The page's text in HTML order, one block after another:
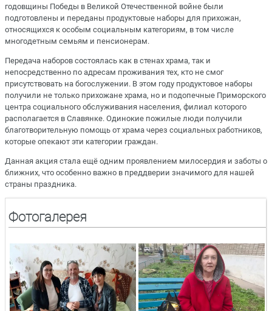
годовщины Победы в Великой Отечественной войне были
подготовлены и переданы продуктовые наборы для прихожан,
относящихся к особым социальным категориям, в том числе
многодетным семьям и пенсионерам.
Передача наборов состоялась как в стенах храма, так и
непосредственно по адресам проживания тех, кто не смог
присутствовать на богослужении. В этом году продуктовое наборы
получили не только прихожане храма, но и подопечные Приморского
центра социального обслуживания населения, филиал которого
располагается в Славянке. Одинокие пожилые люди получили
благотворительную помощь от храма через социальных работников,
которые опекают эти категории граждан.
Данная акция стала ещё одним проявлением милосердия и заботы о
ближних, что особенно важно в преддверии значимого для нашей
страны праздника.
Фотогалерея